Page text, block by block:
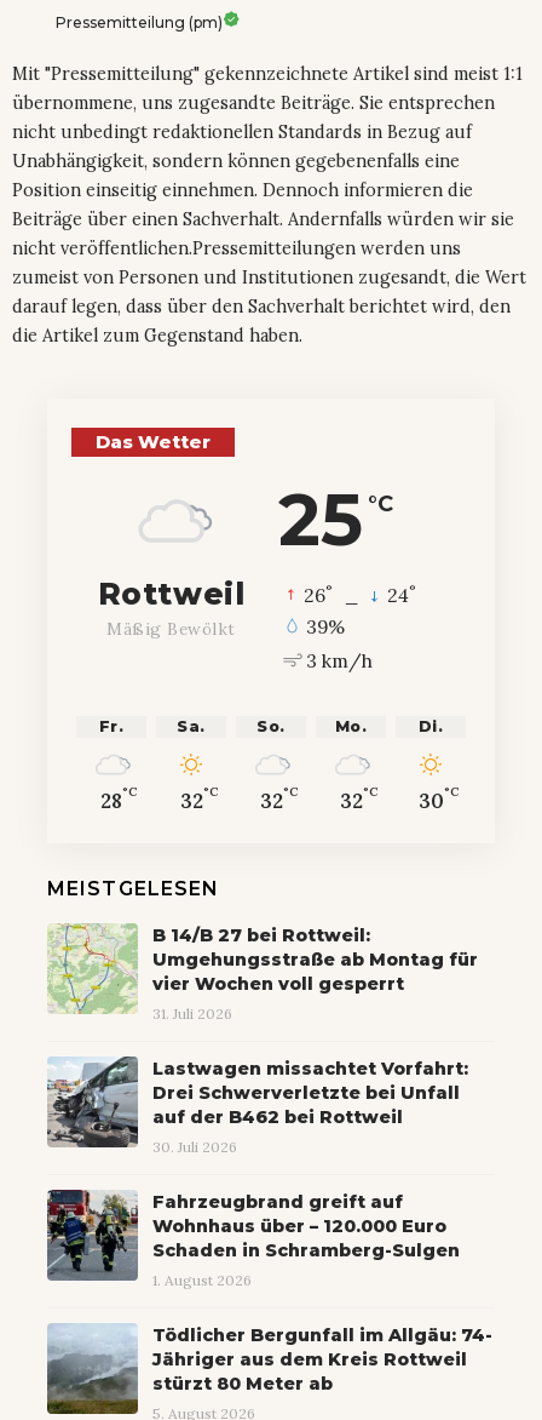
Pressemitteilung (pm)
Mit "Pressemitteilung" gekennzeichnete Artikel sind meist 1:1
übernommene, uns zugesandte Beiträge. Sie entsprechen
nicht unbedingt redaktionellen Standards in Bezug auf
Unabhängigkeit, sondern können gegebenenfalls eine
Position einseitig einnehmen. Dennoch informieren die
Beiträge über einen Sachverhalt. Andernfalls würden wir sie
nicht veröffentlichen.Pressemitteilungen werden uns
zumeist von Personen und Institutionen zugesandt, die Wert
darauf legen, dass über den Sachverhalt berichtet wird, den
die Artikel zum Gegenstand haben.
Das Wetter
25 °C
Rottweil
Mäßig Bewölkt
26° 24°
39%
3 km/h
Fr.
28°C
Sa.
32°C
So.
32°C
Mo.
32°C
Di.
30°C
MEISTGELESEN
B 14/B 27 bei Rottweil:
Umgehungsstraße ab Montag für
vier Wochen voll gesperrt
31. Juli 2026
Lastwagen missachtet Vorfahrt:
Drei Schwerverletzte bei Unfall
auf der B462 bei Rottweil
30. Juli 2026
Fahrzeugbrand greift auf
Wohnhaus über – 120.000 Euro
Schaden in Schramberg-Sulgen
1. August 2026
Tödlicher Bergunfall im Allgäu: 74-
Jähriger aus dem Kreis Rottweil
stürzt 80 Meter ab
5. August 2026